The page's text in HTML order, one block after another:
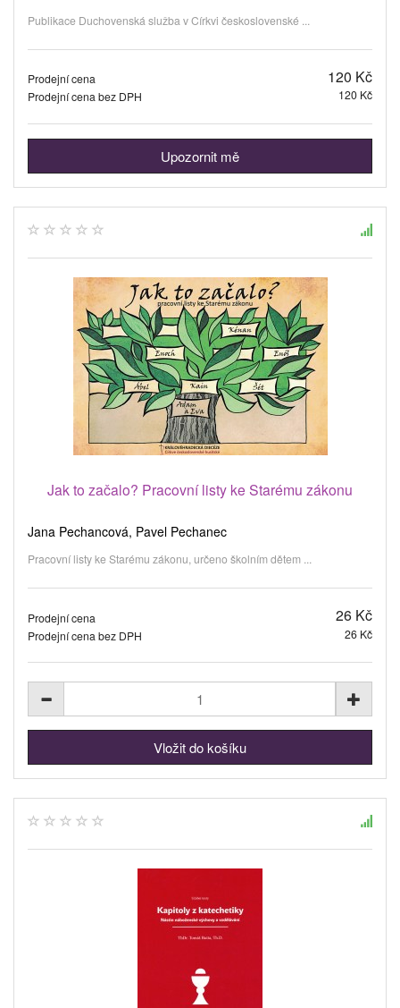
Publikace Duchovenská služba v Církvi československé ...
Prodejní cena 120 Kč
Prodejní cena bez DPH 120 Kč
Upozornit mě
Jak to začalo? Pracovní listy ke Starému zákonu
Jana Pechancová, Pavel Pechanec
Pracovní listy ke Starému zákonu, určeno školním dětem ...
Prodejní cena 26 Kč
Prodejní cena bez DPH 26 Kč